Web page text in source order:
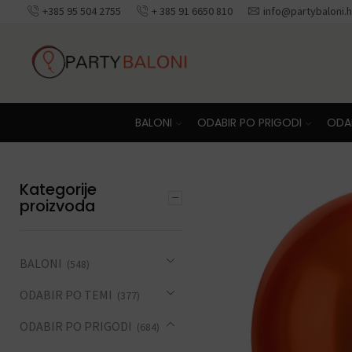
+385 95 504 2755 + 385 91 6650 810 Besplatna
BALONI ODABIR PO PRIGODI
Kategorije
proizvoda
BALONI (548)
ODABIR PO TEMI (377)
ODABIR PO PRIGODI (684)